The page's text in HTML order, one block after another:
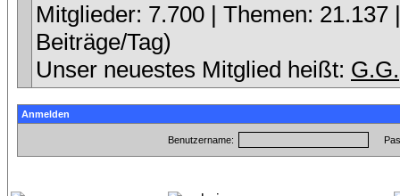
Mitglieder: 7.700 | Themen:
Beiträge/Tag)
Unser neuestes Mitglied heißt: G.G.
Anmelden
Benutzername: